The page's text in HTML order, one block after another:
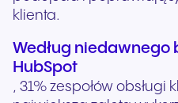
klienta.
Według niedawnego
HubSpot
, 31% zespołów obsługi